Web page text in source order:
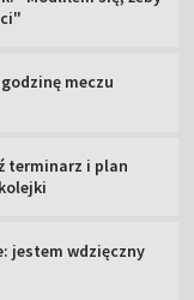
meczu
terminarz i plan
jestem wdzięczny